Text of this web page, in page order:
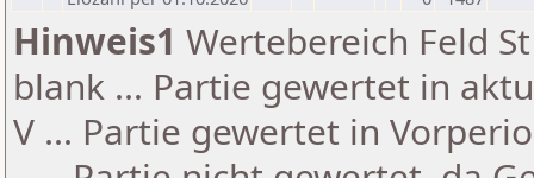
Hinweis1 Wertebereich Feld
blank ... Partie gewertet in
V ... Partie gewertet in